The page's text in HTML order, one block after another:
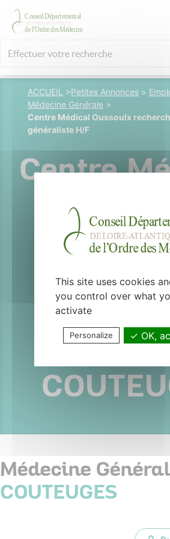
ACCUEIL >Petites Annonces >
Médecine Générale >
Centre Médical Oussoulx
généraliste H/F
Centre
H/F
Médecine
COUTEUGES
This site uses cookies
you control over what
activate
Personalize OK,